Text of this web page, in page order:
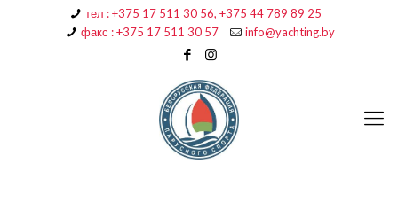
тел : +375 17 511 30 56, +375 44 789 89 25
факс : +375 17 511 30 57
info@yachting.by